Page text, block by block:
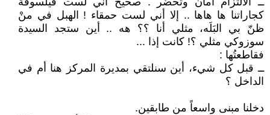
كجاراتنا ها هاها .. إلا أني لست حمقاء ! الهبل في منْ
ظنّ بي البَلَه، مثلي أنا ؟؟ هه .. أين ستجد السيدة
سوزوكي مثلي ؟! كانت إذا ...
فقاطعتُها :
ــ قبل كل شيء، أين سنلتقي بمديرة المركز هنا أم في
الداخل ؟
دخلنا مبنى واسعاً من طابقين.